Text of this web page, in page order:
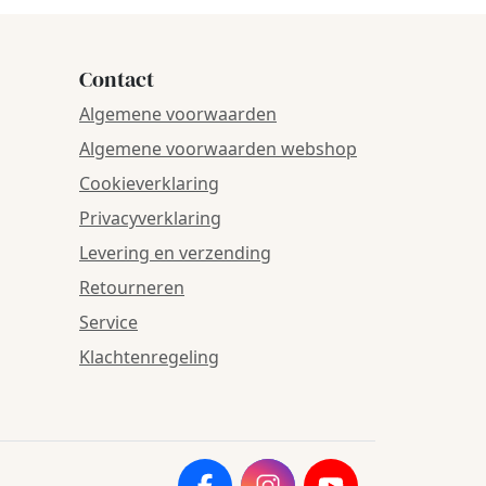
Contact
Algemene voorwaarden
Algemene voorwaarden webshop
Cookieverklaring
Privacyverklaring
Levering en verzending
Retourneren
Service
Klachtenregeling